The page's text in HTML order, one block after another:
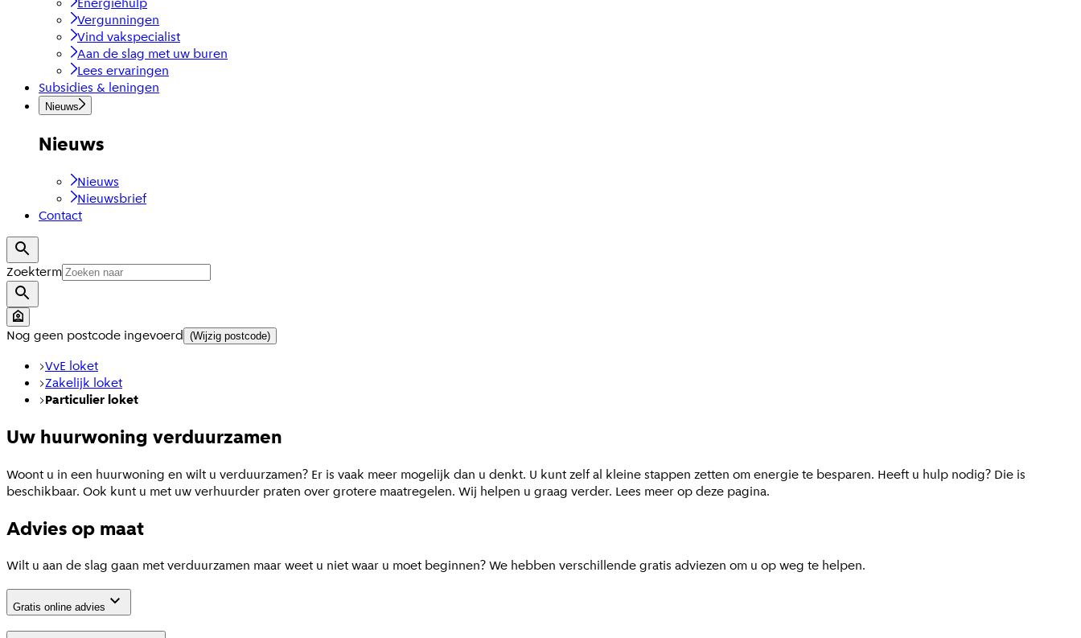
Vergunningen
Vind vakspecialist
Aan de slag met uw buren
Lees ervaringen
Subsidies & leningen
Nieuws
Nieuws
Nieuws
Nieuwsbrief
Contact
Zoekterm
Nog geen postcode ingevoerd (Wijzig postcode)
VvE loket
Zakelijk loket
Particulier loket
Uw huurwoning verduurzamen
Woont u in een huurwoning en wilt u verduurzamen? Er is vaak meer mogelijk dan u denkt. U kunt zelf al kleine stappen zetten om energie te besparen. Heeft u hulp nodig? Die is
beschikbaar. Ook kunt u met uw verhuurder praten over grotere maatregelen. Wij helpen u graag verder. Lees meer op deze pagina.
Advies op maat
Wilt u aan de slag gaan met verduurzamen maar weet u niet waar u moet beginnen? We hebben verschillende gratis adviezen om u op weg te helpen.
Gratis online advies